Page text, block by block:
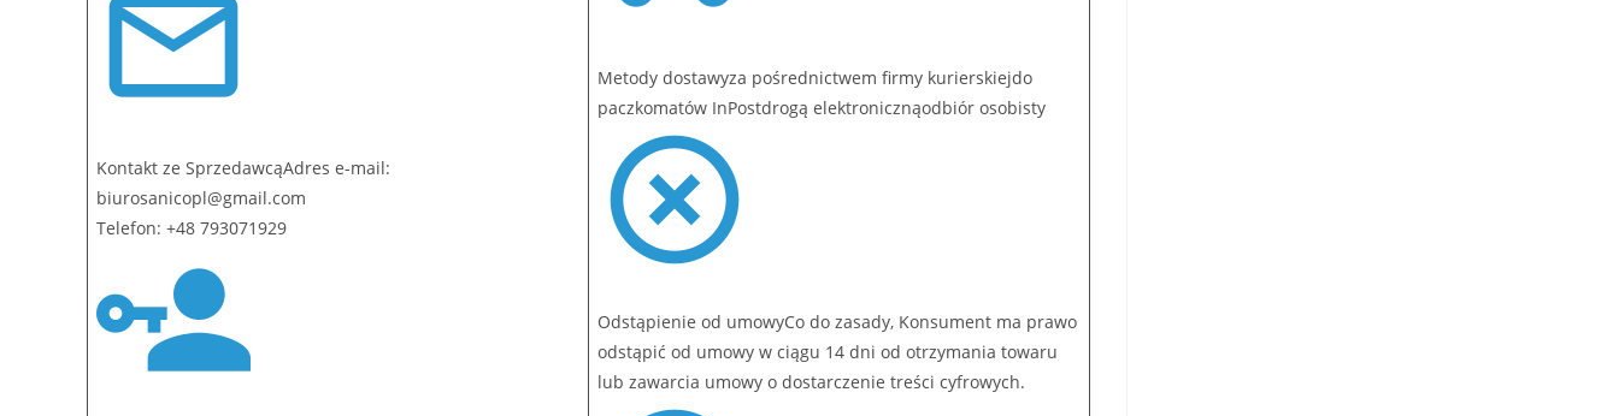
Kontakt ze SprzedawcąAdres e-mail:
biurosanicopl@gmail.com
Telefon: +48 793071929
Metody dostawyza pośrednictwem firmy kurierskiejdo
paczkomatów InPostdrogą elektronicznąodbiór osobisty
Odstąpienie od umowyCo do zasady, Konsument ma prawo
odstąpić od umowy w ciągu 14 dni od otrzymania towaru
lub zawarcia umowy o dostarczenie treści cyfrowych.